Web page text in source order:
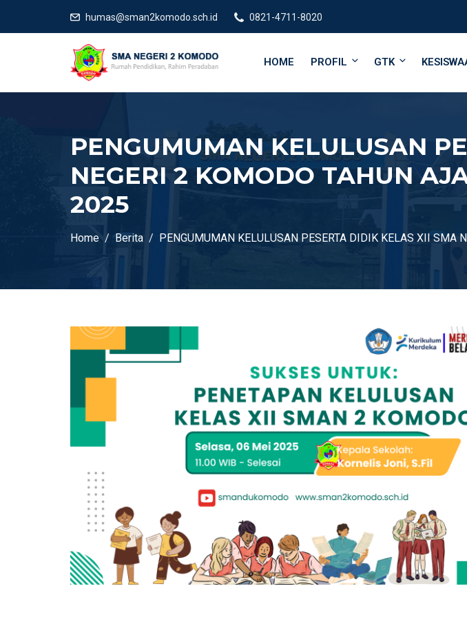
humas@sman2komodo.sch.id 0821-4711-8020
HOME PROFIL GTK
PENGUMUMAN KELULUSAN
NEGERI 2 KOMODO TAHUN
2025
Home Berita PENGUMUMAN KELULUSAN PESERTA DIDIK KELAS XII